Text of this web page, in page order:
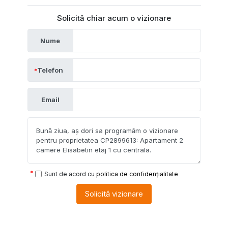
Solicită chiar acum o vizionare
Nume
Telefon
Email
Sunt de acord cu politica de confidențialitate
Solicită vizionare